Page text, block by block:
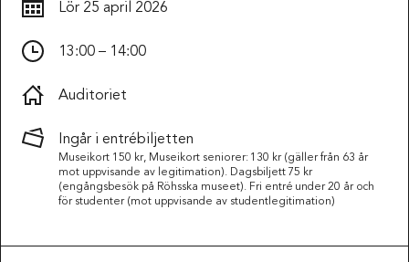
Lör 25 april 2026
13:00 – 14:00
Auditoriet
Ingår i entrébiljetten
Museikort 150 kr, Museikort seniorer: 130 kr (gäller från 63 år
mot uppvisande av legitimation). Dagsbiljett 75 kr
(engångsbesök på Röhsska museet). Fri entré under 20 år och
för studenter (mot uppvisande av studentlegitimation)